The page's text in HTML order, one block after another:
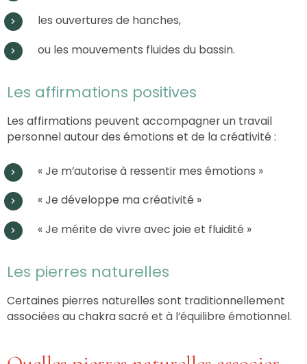
les ouvertures de hanches,
ou les mouvements fluides du bassin.
Les affirmations positives
Les affirmations peuvent accompagner un travail
personnel autour des émotions et de la créativité :
« Je m’autorise à ressentir mes émotions »
« Je développe ma créativité »
« Je mérite de vivre avec joie et fluidité »
Les pierres naturelles
Certaines pierres naturelles sont traditionnellement
associées au chakra sacré et à l’équilibre émotionnel.